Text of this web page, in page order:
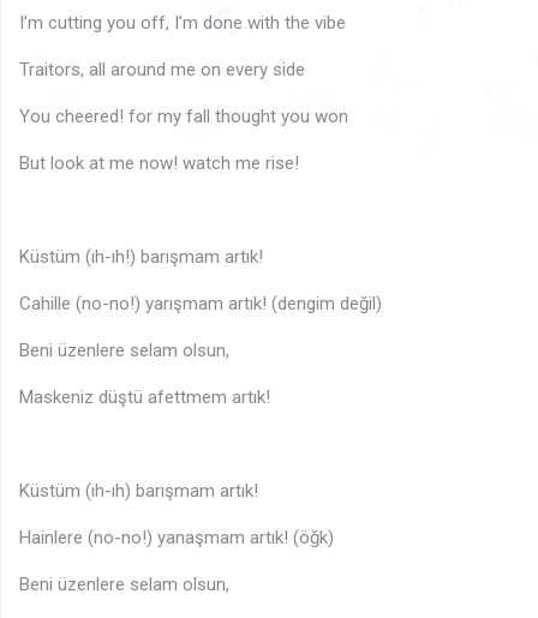
I’m cutting you off, I’m done with the vibe
Traitors, all around me on every side
You cheered! for my fall thought you won
But look at me now! watch me rise!
Küstüm (ıh-ıh!) barışmam artık!
Cahille (no-no!) yarışmam artık! (dengim değil)
Beni üzenlere selam olsun,
Maskeniz düştü afettmem artık!
Küstüm (ıh-ıh) barışmam artık!
Hainlere (no-no!) yanaşmam artık! (öğk)
Beni üzenlere selam olsun,
♪
♫
🎶
♫ ♩
🎶
♬
♩ ♫